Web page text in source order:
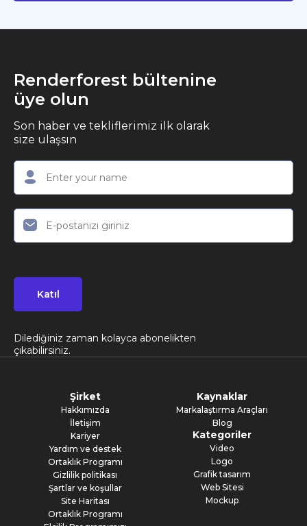
Renderforest bültenine
üye olun
Son haber ve tekliflerimiz ilk olarak
size ulaşsın
Katıl
Dilediğiniz zaman kolayca abonelikten
çıkabilirsiniz.
Şirket
Hakkımızda
İletişim
Kariyer
Yardım ve destek
Ortaklık Programı
Gizlilik politikası
Şartlar ve koşullar
Site Haritası
Ortaklık Programı
Kaynaklar
Markalaştırma Araçları
Blog
Kategoriler
Video
Logo
Grafik tasarım
Web Sitesi
Mockup